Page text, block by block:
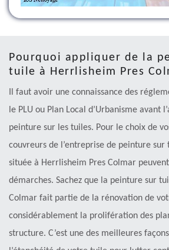
Pourquoi appliquer de la
tuile à Herrlisheim Pres
Il faut avoir une connaissance des
le PLU ou Plan Local d’Urbanisme avant
peinture sur les tuiles. Pour le choix de
couvreurs de l’entreprise de peinture sur
située à Herrlisheim Pres Colmar
démarches. Sachez que la peinture sur
Colmar fait partie de la rénovation de
considérablement la prolifération des
structure. C’est une des meilleures